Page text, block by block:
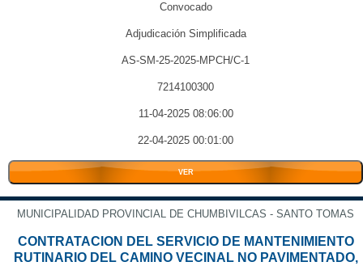
Convocado
Adjudicación Simplificada
AS-SM-25-2025-MPCH/C-1
7214100300
11-04-2025 08:06:00
22-04-2025 00:01:00
VER
MUNICIPALIDAD PROVINCIAL DE CHUMBIVILCAS - SANTO TOMAS
CONTRATACION DEL SERVICIO DE MANTENIMIENTO
RUTINARIO DEL CAMINO VECINAL NO PAVIMENTADO,